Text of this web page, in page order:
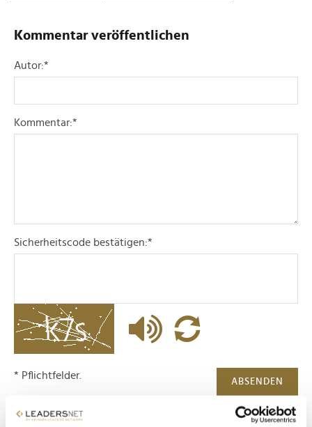
Kommentar veröffentlichen
Autor:*
Kommentar:*
Sicherheitscode bestätigen:*
ABSENDEN
* Pflichtfelder.